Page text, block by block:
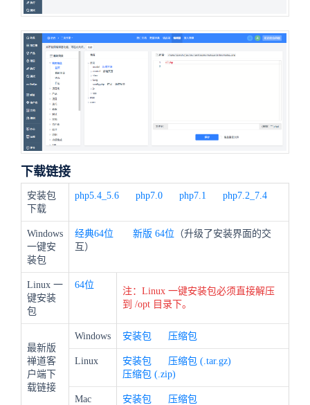
下载链接
安装包
下载
php5.4_5.6 php7.0 php7.1 php7.2_7.4
Windows
一键安
装包
经典64位 新版 64位 （升级了安装界面的交
互）
Linux 一
键安装
包
64位
注：Linux 一键安装包必须直接解压
到 /opt 目录下。
最新版
禅道客
户端下
载链接
Windows 安装包 压缩包
Linux 安装包
压缩包 (.tar.gz)
压缩包 (.zip)
Mac 安装包 压缩包